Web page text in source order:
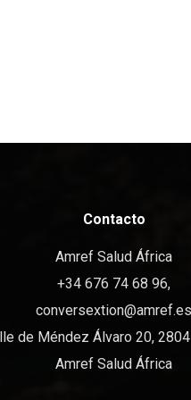
Contacto
Amref Salud África
+34 676 74 68 96,
conversextion@amref.es
de Méndez Álvaro 20,
Amref Salud África